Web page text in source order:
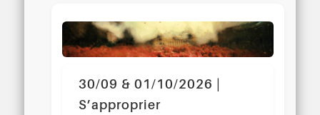
30/09 & 01/10/2026 |
S’approprier